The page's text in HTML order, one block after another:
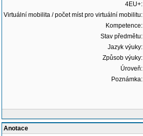
4EU+:
Virtuální mobilita / počet míst pro virtuální mobilitu:
Kompetence:
Stav předmětu:
Jazyk výuky:
Způsob výuky:
Úroveň:
Poznámka:
Anotace